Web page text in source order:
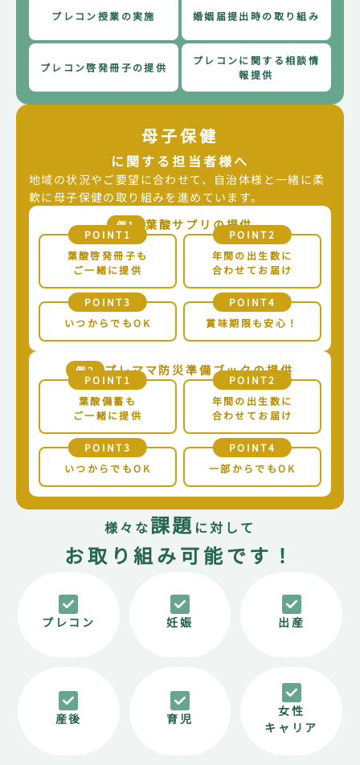
2024.06 テレビ
愛媛県松山市
プレコンセプションケア推進に関する連携協定締結
が報道されました
テレビ愛媛
プレコンセプションケア推進に関する連携協定締結
が報道されました
NHK松山放送局
2024.06 新聞
愛媛県松山市
プレコンセプションケア推進に関する連携協定締
結が報道されました
毎日新聞
2024.06
愛媛県松山市
プレコンセプションケア推進に関する連携協定締
結が報道されました
あいテレビ
2024.06 新聞
愛媛県松山市
プレコンセプションケア推進に関する連携協定締結
が報道されました
愛媛県松山市
が報道されました
時事通信社
結が報道されました
愛媛新聞
プレコン授業の実施 婚姻届提出時の取り組み
プレコン啓発冊子の提供
プレコンに関する相談情
報提供
母子保健
に関する担当者様へ
地域の状況やご要望に合わせて、自治体様と一緒に柔
軟に母子保健の取り組みを進めています。
例1 葉酸サプリの提供
POINT1
葉酸啓発冊子も
ご一緒に提供
POINT2
年間の出生数に
合わせてお届け
POINT3
いつからでもOK
POINT4
賞味期限も安心！
例2 プレママ防災準備ブックの提供
POINT1
葉酸備蓄も
ご一緒に提供
POINT2
年間の出生数に
合わせてお届け
POINT3
いつからでもOK
POINT4
一部からでもOK
様々な課題 に対して
お取り組み可能です！
プレコン 妊娠 出産
産後 育児
女性
キャリア